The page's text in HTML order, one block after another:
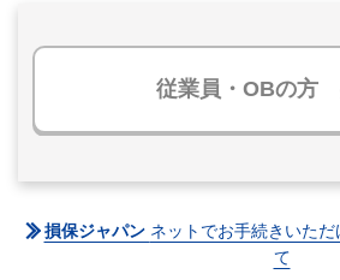
従業員・OBの方
損保ジャパン ネットでお手続きいた
て